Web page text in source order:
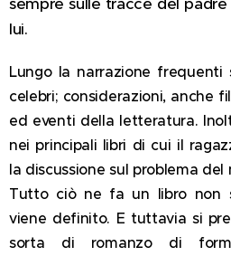
lui.
Lungo la narrazione
celebri; considerazioni, anche
ed eventi della letteratura.
nei principali libri di cui il
la discussione sul problema del
Tutto ciò ne fa un libro non
viene definito. E tuttavia si
sorta di romanzo di